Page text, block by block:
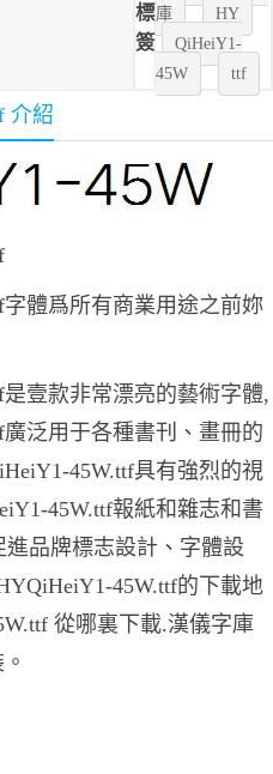
標
簽
庫
HY
QiHeiY1-
45W
ttf
介紹
體爲所有商業用途之前妳
壹款非常漂亮的藝術字體,
泛用于各種書刊、畫冊的
45W.ttf具有強烈的視
45W.ttf報紙和雜志和書
品牌標志設計、字體設
45W.ttf的下載地
從哪裏下載.漢儀字庫